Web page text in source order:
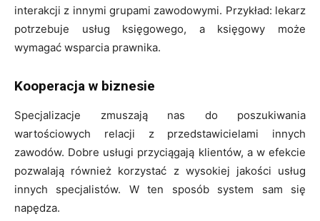
interakcji z innymi grupami zawodowymi. Przykład: lekarz
potrzebuje usług księgowego, a księgowy może
wymagać wsparcia prawnika.
Kooperacja w biznesie
Specjalizacje zmuszają nas do poszukiwania
wartościowych relacji z przedstawicielami innych
zawodów. Dobre usługi przyciągają klientów, a w efekcie
pozwalają również korzystać z wysokiej jakości usług
innych specjalistów. W ten sposób system sam się
napędza.